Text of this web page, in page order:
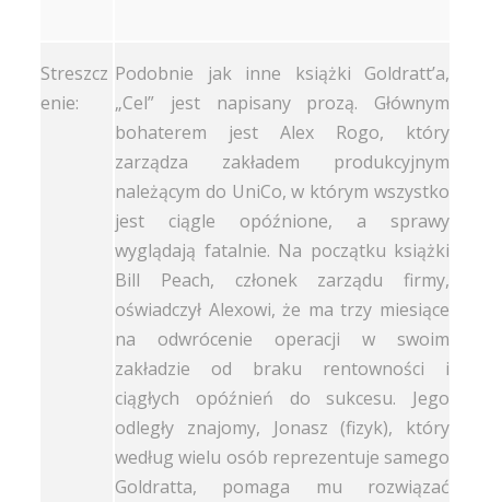
Streszcz
enie:
Podobnie jak inne książki Goldratt’a,
„Cel” jest napisany prozą. Głównym
bohaterem jest Alex Rogo, który
zarządza zakładem produkcyjnym
należącym do UniCo, w którym wszystko
jest ciągle opóźnione, a sprawy
wyglądają fatalnie. Na początku książki
Bill Peach, członek zarządu firmy,
oświadczył Alexowi, że ma trzy miesiące
na odwrócenie operacji w swoim
zakładzie od braku rentowności i
ciągłych opóźnień do sukcesu. Jego
odległy znajomy, Jonasz (fizyk), który
według wielu osób reprezentuje samego
Goldratta, pomaga mu rozwiązać